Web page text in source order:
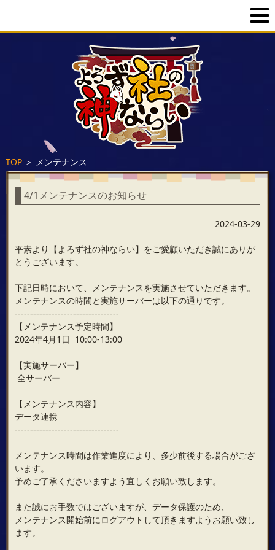
TOP＞ メンテナンス
4/1メンテナンスのお知らせ
2024-03-29
平素より【よろず社の神ならい】をご愛顧いただき誠にありが
とうございます。
下記日時において、メンテナンスを実施させていただきます。
メンテナンスの時間と実施サーバーは以下の通りです。
----------------------------------
【メンテナンス予定時間】
2024年4月1日 10:00-13:00
【実施サーバー】
全サーバー
【メンテナンス内容】
データ連携
----------------------------------
メンテナンス時間は作業進度により、多少前後する場合がござ
います。
予めご了承くださいますよう宜しくお願い致します。
また誠にお手数ではございますが、データ保護のため、
メンテナンス開始前にログアウトして頂きますようお願い致し
ます。